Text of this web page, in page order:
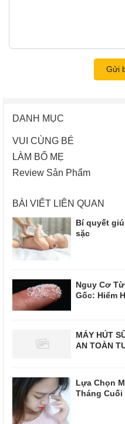
Gửi
DANH MỤC
VUI CÙNG BÉ
LÀM BỐ MẸ
Review Sản Phẩm
BÀI VIẾT LIÊN QUAN
Bí quyết
sặc
Nguy Cơ
Gốc: Hiểm
MÁY HÚT
AN TOÀN
Lựa Chọn
Tháng Cuối